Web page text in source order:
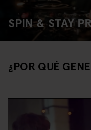
SPIN & STAY
¿POR QUÉ